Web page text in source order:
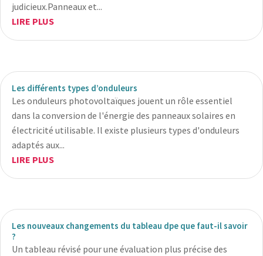
judicieux.Panneaux et...
LIRE PLUS
Les différents types d’onduleurs
Les onduleurs photovoltaïques jouent un rôle essentiel
dans la conversion de l'énergie des panneaux solaires en
électricité utilisable. Il existe plusieurs types d'onduleurs
adaptés aux...
LIRE PLUS
Les nouveaux changements du tableau dpe que faut-il savoir
?
Un tableau révisé pour une évaluation plus précise des